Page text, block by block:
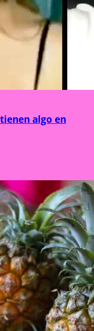
algo en